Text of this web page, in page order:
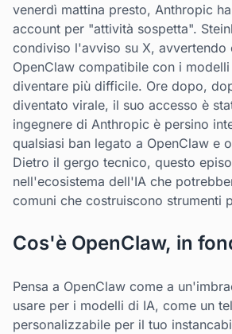
venerdì mattina presto, Anthropic
account per "attività sospetta".
condiviso l'avviso su X, avvertendo
OpenClaw compatibile con i
diventare più difficile. Ore dopo,
diventato virale, il suo accesso è
ingegnere di Anthropic è persino
qualsiasi ban legato a OpenClaw e
Dietro il gergo tecnico, questo
nell'ecosistema dell'IA che
comuni che costruiscono strumenti
Cos'è OpenClaw, in
Pensa a OpenClaw come a
usare per i modelli di IA, come un
personalizzabile per il tuo